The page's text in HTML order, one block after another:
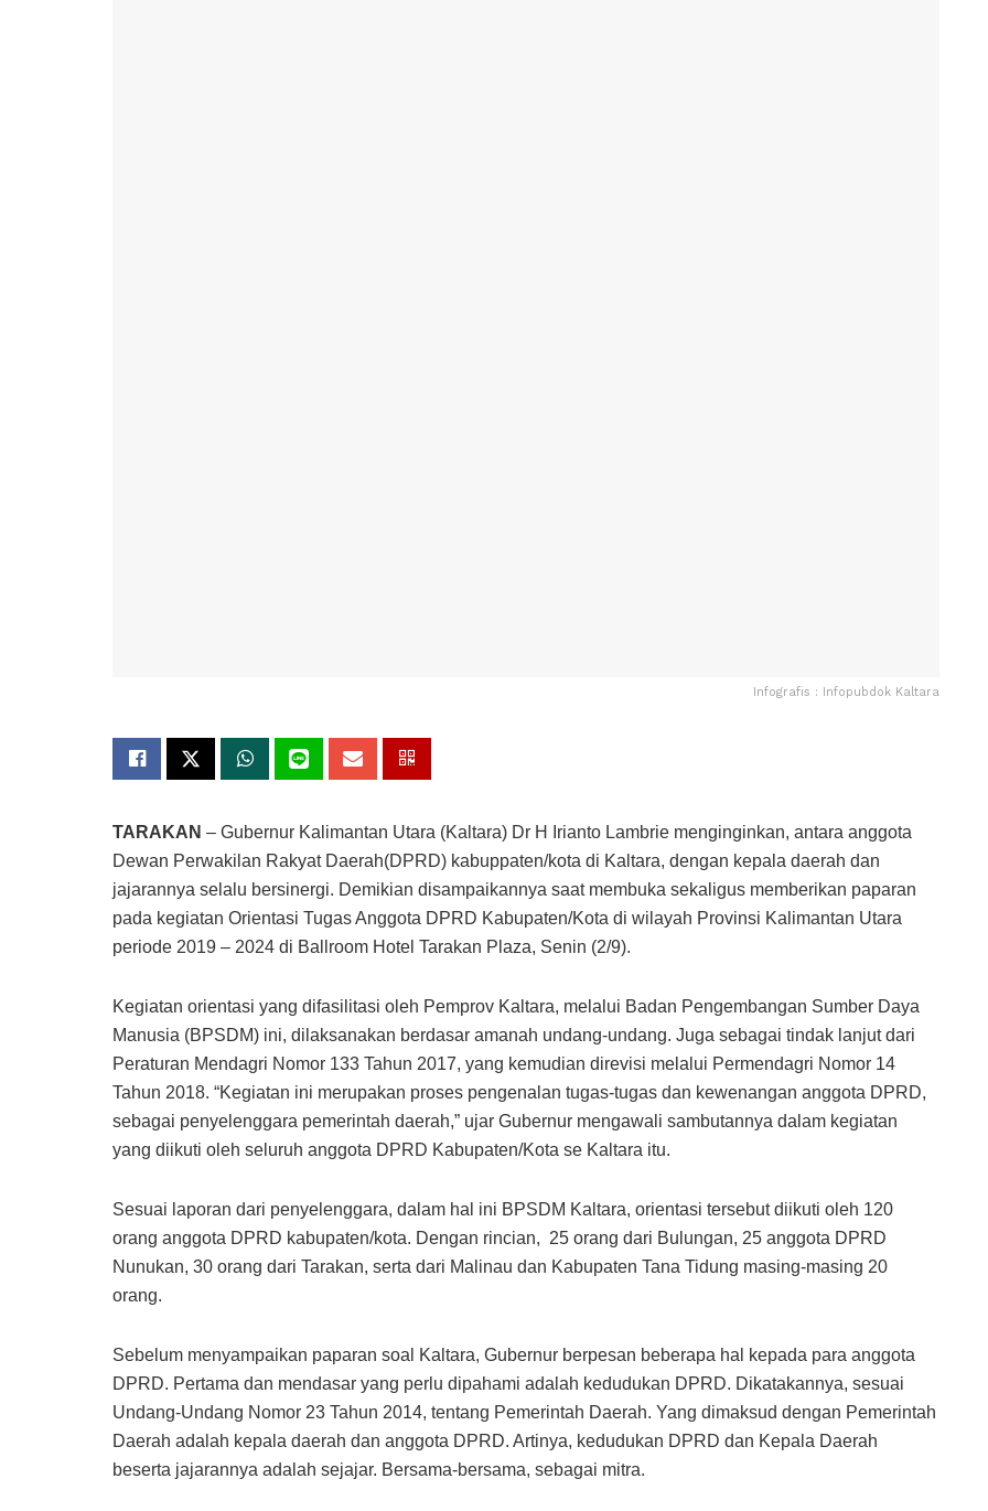
Infografis : Infopubdok Kaltara
TARAKAN – Gubernur Kalimantan Utara (Kaltara) Dr H Irianto Lambrie menginginkan, antara anggota
Dewan Perwakilan Rakyat Daerah(DPRD) kabuppaten/kota di Kaltara, dengan kepala daerah dan
jajarannya selalu bersinergi. Demikian disampaikannya saat membuka sekaligus memberikan paparan
pada kegiatan Orientasi Tugas Anggota DPRD Kabupaten/Kota di wilayah Provinsi Kalimantan Utara
periode 2019 – 2024 di Ballroom Hotel Tarakan Plaza, Senin (2/9).
Kegiatan orientasi yang difasilitasi oleh Pemprov Kaltara, melalui Badan Pengembangan Sumber Daya
Manusia (BPSDM) ini, dilaksanakan berdasar amanah undang-undang. Juga sebagai tindak lanjut dari
Peraturan Mendagri Nomor 133 Tahun 2017, yang kemudian direvisi melalui Permendagri Nomor 14
Tahun 2018. “Kegiatan ini merupakan proses pengenalan tugas-tugas dan kewenangan anggota DPRD,
sebagai penyelenggara pemerintah daerah,” ujar Gubernur mengawali sambutannya dalam kegiatan
yang diikuti oleh seluruh anggota DPRD Kabupaten/Kota se Kaltara itu.
Sesuai laporan dari penyelenggara, dalam hal ini BPSDM Kaltara, orientasi tersebut diikuti oleh 120
orang anggota DPRD kabupaten/kota. Dengan rincian, 25 orang dari Bulungan, 25 anggota DPRD
Nunukan, 30 orang dari Tarakan, serta dari Malinau dan Kabupaten Tana Tidung masing-masing 20
orang.
Sebelum menyampaikan paparan soal Kaltara, Gubernur berpesan beberapa hal kepada para anggota
DPRD. Pertama dan mendasar yang perlu dipahami adalah kedudukan DPRD. Dikatakannya, sesuai
Undang-Undang Nomor 23 Tahun 2014, tentang Pemerintah Daerah. Yang dimaksud dengan Pemerintah
Daerah adalah kepala daerah dan anggota DPRD. Artinya, kedudukan DPRD dan Kepala Daerah
beserta jajarannya adalah sejajar. Bersama-bersama, sebagai mitra.